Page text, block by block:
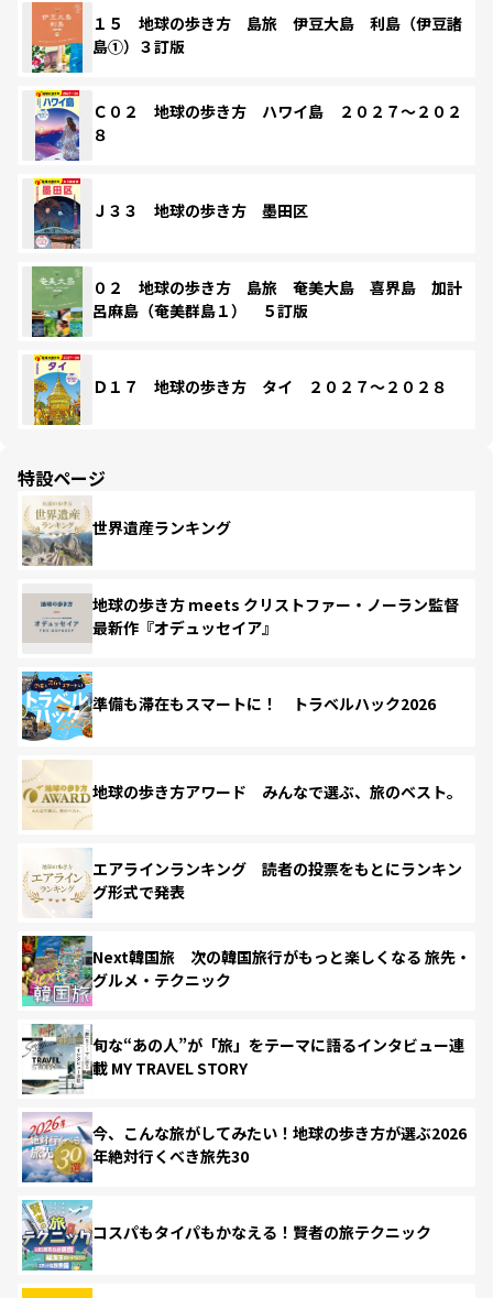
１５ 地球の歩き方 島旅 伊豆大島 利島（伊豆諸
島①）３訂版
Ｃ０２ 地球の歩き方 ハワイ島 ２０２７～２０２
８
Ｊ３３ 地球の歩き方 墨田区
０２ 地球の歩き方 島旅 奄美大島 喜界島 加計
呂麻島（奄美群島１） ５訂版
Ｄ１７ 地球の歩き方 タイ ２０２７～２０２８
特設ページ
世界遺産ランキング
地球の歩き方 meets クリストファー・ノーラン監督
最新作『オデュッセイア』
準備も滞在もスマートに！ トラベルハック2026
地球の歩き方アワード みんなで選ぶ、旅のベスト。
エアラインランキング 読者の投票をもとにランキン
グ形式で発表
Next韓国旅 次の韓国旅行がもっと楽しくなる 旅先・
グルメ・テクニック
旬な“あの人”が「旅」をテーマに語るインタビュー連
載 MY TRAVEL STORY
今、こんな旅がしてみたい！地球の歩き方が選ぶ2026
年絶対行くべき旅先30
コスパもタイパもかなえる！賢者の旅テクニック